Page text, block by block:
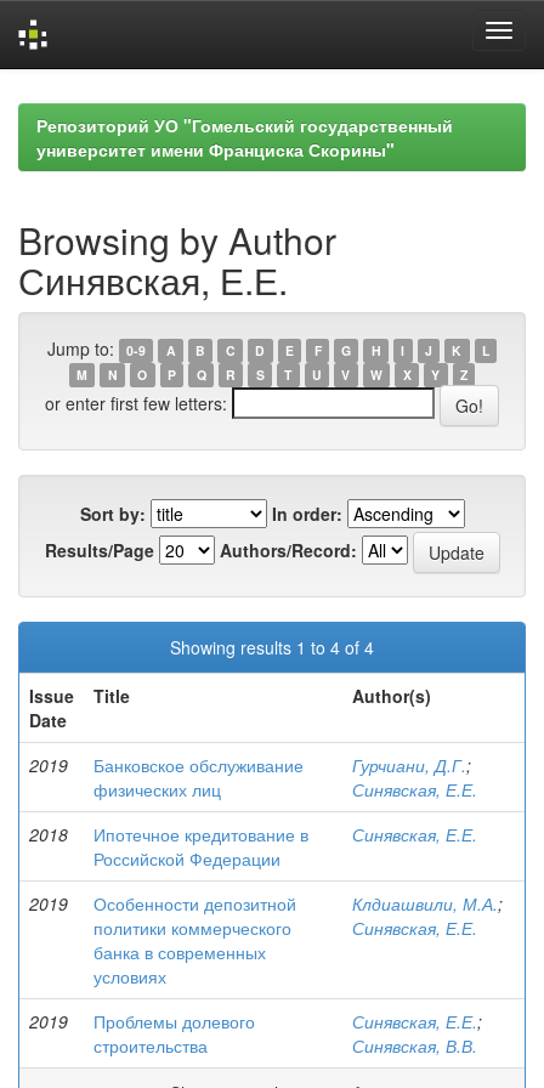
navigationРепозиторий УО "Гомельский государственный
университет имени Франциска Скорины"
Browsing by Author
Синявская, Е.Е.
Jump to: 0-9 A B C D E F G H I J K
L
M
N O P Q R S T U V W X Y Z
or enter first few letters:
Sort by:
In order:
Results/Page
Authors/Record:
Showing results 1 to 4 of 4
Issue
Date
Title Author(s)
2019
Банковское обслуживание
физических лиц
Гурчиани, Д.Г.;
Синявская, Е.Е.
2018
Ипотечное кредитование в
Российской Федерации
Синявская, Е.Е.
2019
Особенности депозитной
политики коммерческого
банка в современных
условиях
Клдиашвили, М.А.;
Синявская, Е.Е.
2019
Проблемы долевого
строительства
Синявская, Е.Е.;
Синявская, В.В.